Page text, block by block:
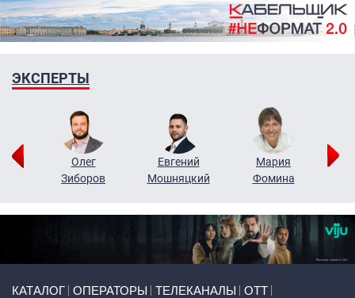
ЭКСПЕРТЫ
Олег
Зиборов
Евгений
Мошняцкий
Мария
Фомина
КАТАЛОГ ОПЕРАТОРЫ ТЕЛЕКАНАЛЫ ОТТ